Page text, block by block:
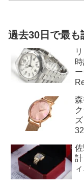
過去30日で最も